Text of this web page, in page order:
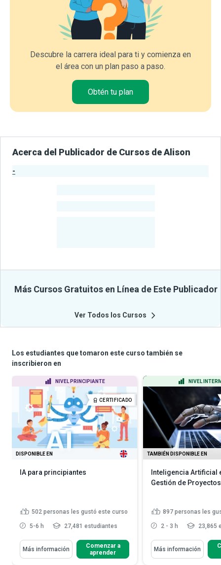
Descubre la carrera ideal para ti y comienza en
el área con un plan paso a paso.
Obtén tu plan
Acerca del Publicador de Cursos de Alison
-
Más Cursos Gratuitos en Línea de Este Publicador
Ver Todos los Cursos
Los estudiantes que tomaron este curso también se
inscribieron en
NIVEL PRINCIPIANTE
CERTIFICADO
DISPONIBLE EN
IA para principiantes
502 personas les gustó este curso
5-6 h 27,481 estudiantes
Más información
Comenzar a
aprender
NIVEL
TAMBIÉN DISPONIBLE EN
Inteligencia Artificial
Gestión de Proyectos
897 personas les
2 - 3 h 23,865
Más información